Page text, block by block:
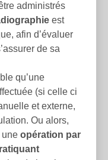
administrés
est
afin d’évaluer
de sa
qu’une
(si celle ci
et externe,
Ou alors,
une opération par